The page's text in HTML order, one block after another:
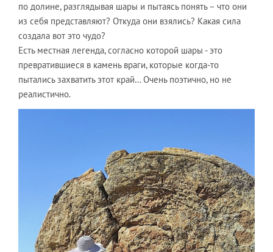
по долине, разглядывая шары и пытаясь понять – что они
из себя представляют? Откуда они взялись? Какая сила
создала вот это чудо?
Есть местная легенда, согласно которой шары - это
превратившиеся в камень враги, которые когда-то
пытались захватить этот край… Очень поэтично, но не
реалистично.